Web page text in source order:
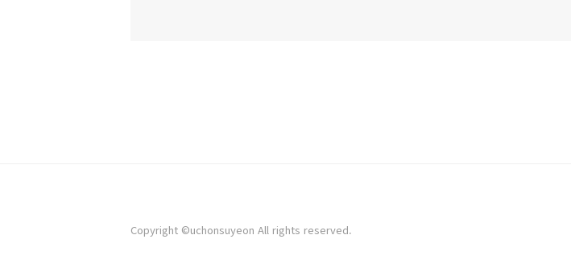
Copyright ©uchonsuyeon All rights reserved.